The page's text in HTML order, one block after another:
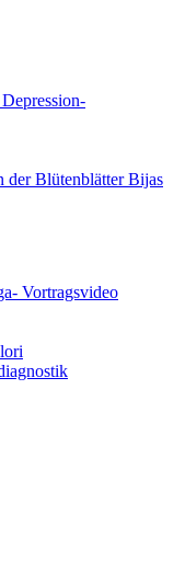
der Blütenblätter Bijas
Vortragsvideo